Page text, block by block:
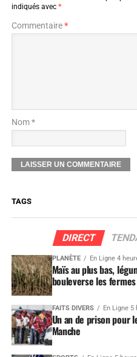
indiqués avec *
Commentaire*
Nom *
TAGS
DIRECT
PLANÈTE En Ligne 4
Maïs au plus bas,
bouleverse les
FAITS DIVERS En Ligne 5
Un an de prison pour
Manche